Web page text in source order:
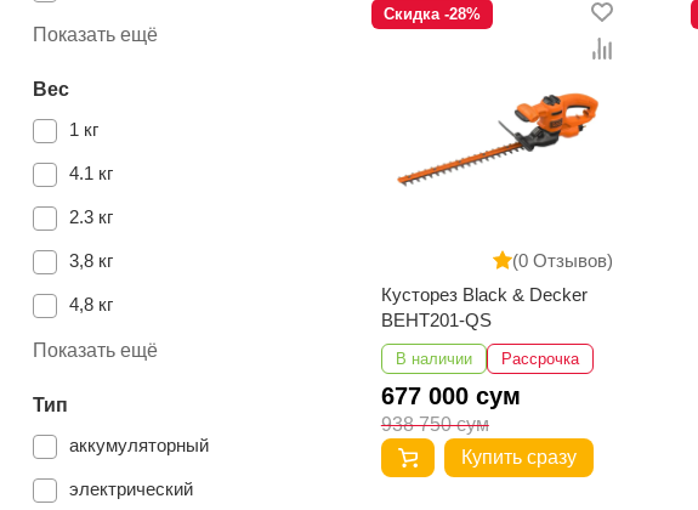
Показать ещё
Вес
1 кг
4.1 кг
2.3 кг
3,8 кг
4,8 кг
2,6 кг
Показать ещё
Тип
аккумуляторный
электрический
(0 Отзывов)
Скидка -28%
Кусторез Black & Decker
BEHT201-QS
В наличии Рассрочка
677 000 сум
938 750 сум
Купить сразу